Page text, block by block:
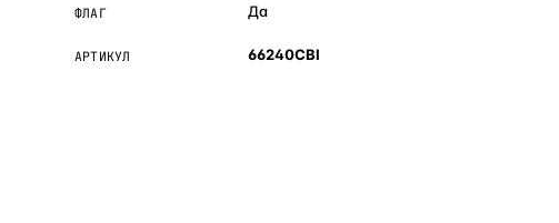
ФЛАГ Да
АРТИКУЛ 66240CBI